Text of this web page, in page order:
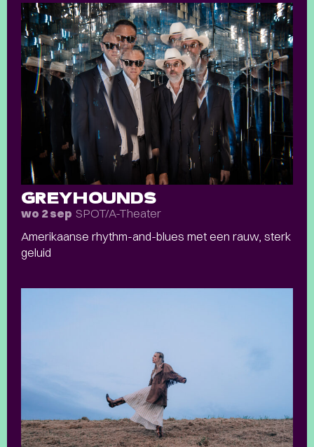
GREYHOUNDS
wo 2 sep SPOT/A-Theater
Amerikaanse rhythm-and-blues met een rauw, sterk
geluid